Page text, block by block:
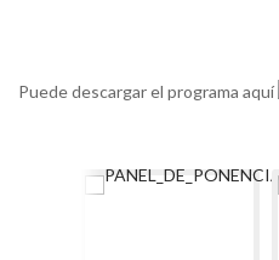
Puede descargar el programa aquí